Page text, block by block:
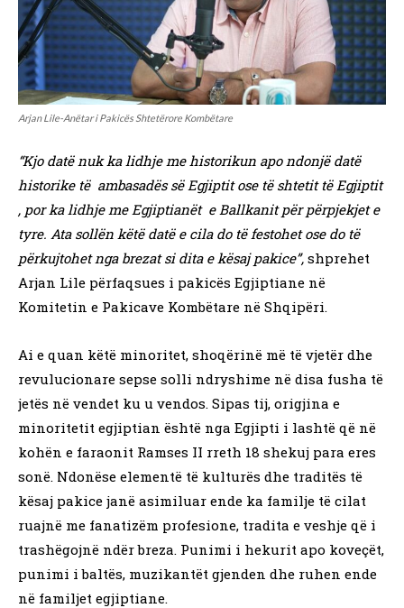
Arjan Lile-Anëtar i Pakicës Shtetërore Kombëtare
“Kjo datë nuk ka lidhje me historikun apo ndonjë datë
historike të ambasadës së Egjiptit ose të shtetit të Egjiptit
, por ka lidhje me Egjiptianët e Ballkanit për përpjekjet e
tyre. Ata sollën këtë datë e cila do të festohet ose do të
përkujtohet nga brezat si dita e kësaj pakice”, shprehet
Arjan Lile përfaqsues i pakicës Egjiptiane në
Komitetin e Pakicave Kombëtare në Shqipëri.
Ai e quan këtë minoritet, shoqërinë më të vjetër dhe
revulucionare sepse solli ndryshime në disa fusha të
jetës në vendet ku u vendos. Sipas tij, origjina e
minoritetit egjiptian është nga Egjipti i lashtë që në
kohën e faraonit Ramses II rreth 18 shekuj para eres
sonë. Ndonëse elementë të kulturës dhe traditës të
kësaj pakice janë asimiluar ende ka familje të cilat
ruajnë me fanatizëm profesione, tradita e veshje që i
trashëgojnë ndër breza. Punimi i hekurit apo koveçët,
punimi i baltës, muzikantët gjenden dhe ruhen ende
në familjet egjiptiane.